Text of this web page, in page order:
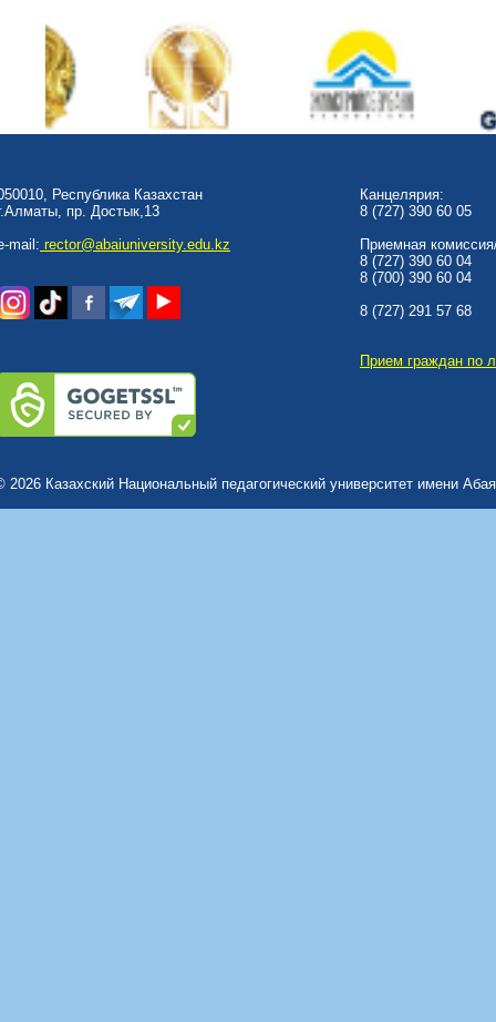
Республика Казахстан
пр. Достык,13
mail: rector@abaiuniversity.edu.kz
Канцелярия:
8 (727) 390 60 05
Приемная
8 (727) 390 60 04
8 (700) 390 60 04
8 (727) 291 57 68
Прием граждан по
2026 Казахский Национальный педагогический университет имени Абая